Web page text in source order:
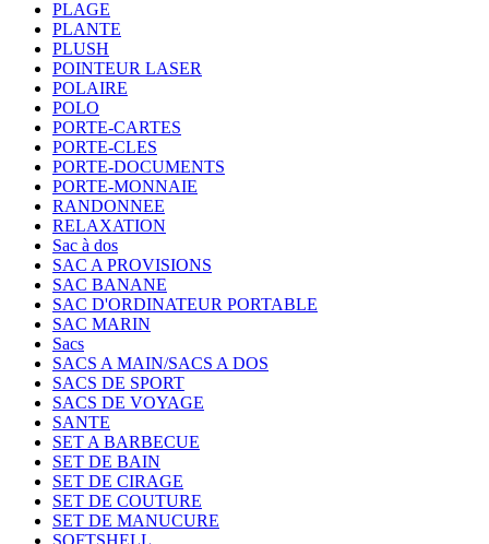
PLAGE
PLANTE
PLUSH
POINTEUR LASER
POLAIRE
POLO
PORTE-CARTES
PORTE-CLES
PORTE-DOCUMENTS
PORTE-MONNAIE
RANDONNEE
RELAXATION
Sac à dos
SAC A PROVISIONS
SAC BANANE
SAC D'ORDINATEUR PORTABLE
SAC MARIN
Sacs
SACS A MAIN/SACS A DOS
SACS DE SPORT
SACS DE VOYAGE
SANTE
SET A BARBECUE
SET DE BAIN
SET DE CIRAGE
SET DE COUTURE
SET DE MANUCURE